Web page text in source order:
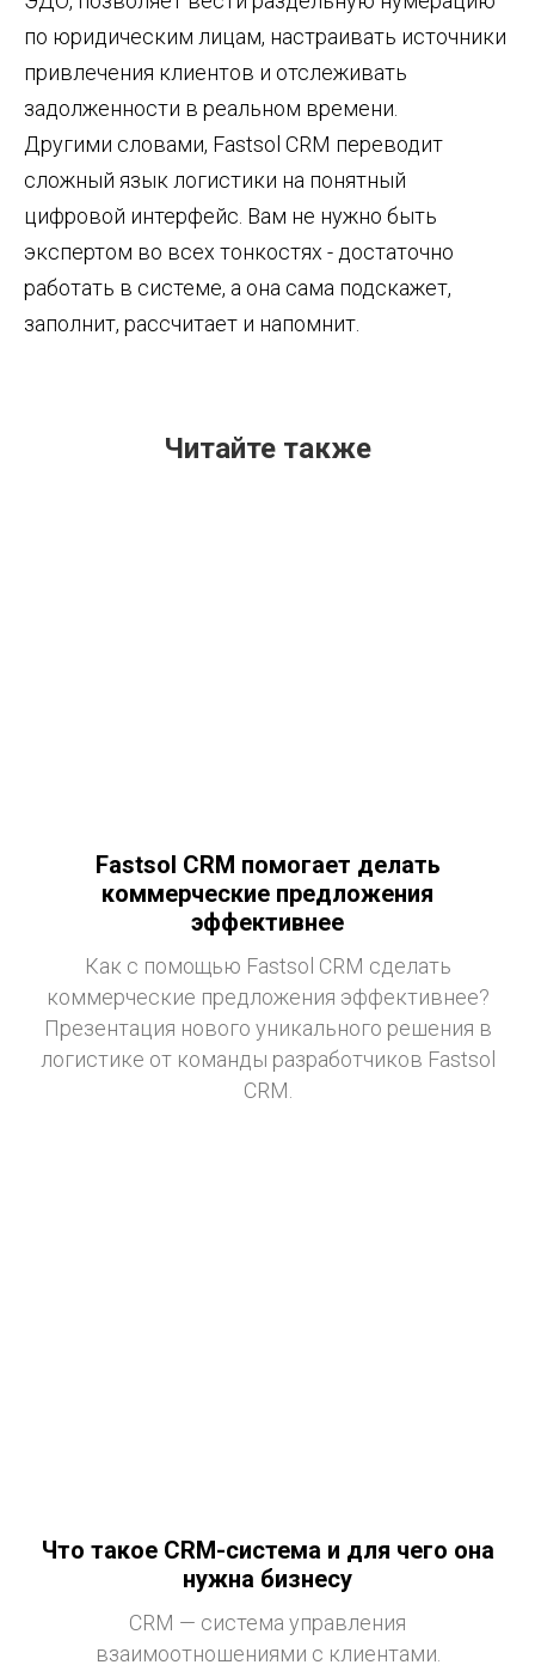
по юридическим лицам, настраивать источники
привлечения клиентов и отслеживать
задолженности в реальном времени.
Другими словами, Fastsol CRM переводит
сложный язык логистики на понятный
цифровой интерфейс. Вам не нужно быть
экспертом во всех тонкостях - достаточно
работать в системе, а она сама подскажет,
заполнит, рассчитает и напомнит.
Читайте также
Fastsol CRM помогает делать
коммерческие предложения
эффективнее
Как с помощью Fastsol CRM сделать
коммерческие предложения эффективнее?
Презентация нового уникального решения в
логистике от команды разработчиков Fastsol
CRM.
Что такое CRM-система и для чего она
нужна бизнесу
CRM — система управления
взаимоотношениями с клиентами.